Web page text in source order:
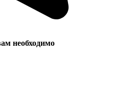
необходимо